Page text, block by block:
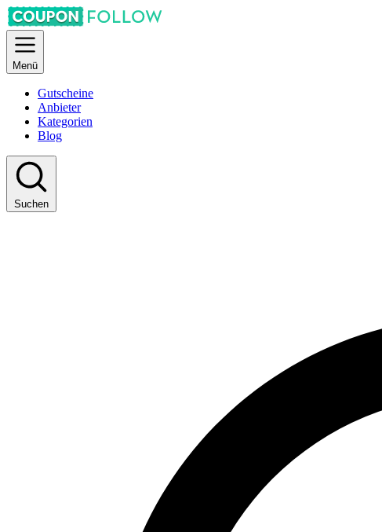
Menü
Gutscheine
Anbieter
Kategorien
Blog
Suchen